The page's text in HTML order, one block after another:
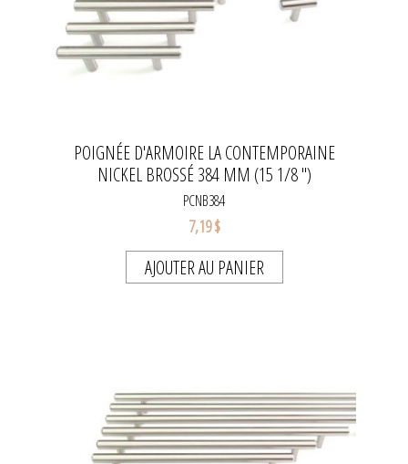
POIGNÉE D'ARMOIRE LA CONTEMPORAINE
NICKEL BROSSÉ 384 MM (15 1/8 ")
PCNB384
7,19 $
AJOUTER AU PANIER